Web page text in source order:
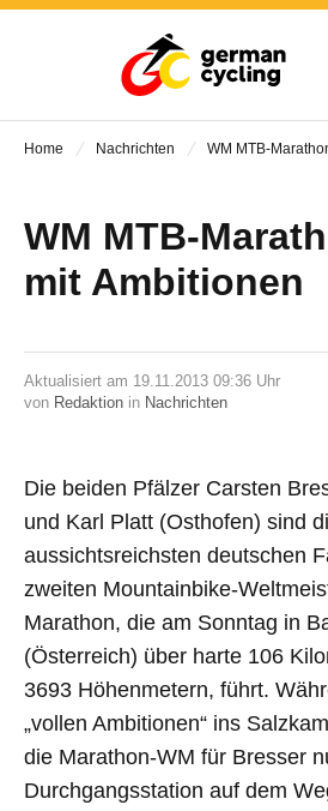
Home Nachrichten WM MTB-
WM MTB-
mit Ambitionen
Aktualisiert am 19.11.2013 09:36 Uhr
von Redaktion in Nachrichten
Die beiden Pfälzer Carsten
und Karl Platt (Osthofen) sind
aussichtsreichsten deutschen
zweiten Mountainbike-
Marathon, die am Sonntag in
(Österreich) über harte 106
3693 Höhenmetern, führt.
„vollen Ambitionen“ ins
die Marathon-WM für Bresser
Durchgangsstation auf dem